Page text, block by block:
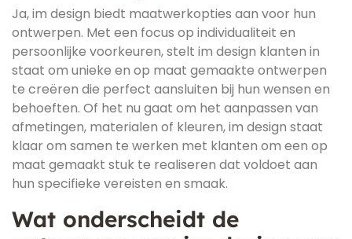
Ja, im design biedt maatwerkopties aan voor hun
ontwerpen. Met een focus op individualiteit en
persoonlijke voorkeuren, stelt im design klanten in
staat om unieke en op maat gemaakte ontwerpen
te creëren die perfect aansluiten bij hun wensen en
behoeften. Of het nu gaat om het aanpassen van
afmetingen, materialen of kleuren, im design staat
klaar om samen te werken met klanten om een op
maat gemaakt stuk te realiseren dat voldoet aan
hun specifieke vereisten en smaak.
Wat onderscheidt de